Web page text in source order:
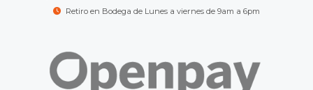
Retiro en Bodega de Lunes a viernes de 9am a 6pm